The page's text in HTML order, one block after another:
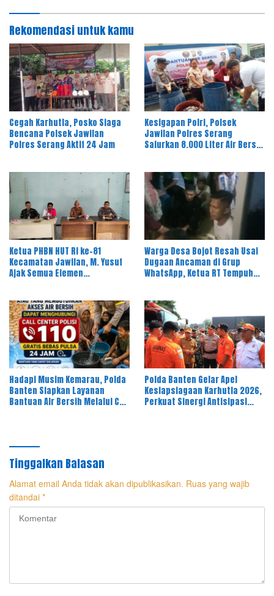
Rekomendasi untuk kamu
Cegah Karhutla, Posko Siaga
Bencana Polsek Jawilan
Polres Serang Aktif 24 Jam
Kesigapan Polri, Polsek
Jawilan Polres Serang
Salurkan 8.000 Liter Air Bersih
Ketua PHBN HUT RI ke-81
Kecamatan Jawilan, M. Yusuf
Ajak Semua Elemen
Warga Desa Bojot Resah Usai
Dugaan Ancaman di Grup
WhatsApp, Ketua RT Tempuh
Hadapi Musim Kemarau, Polda
Banten Siapkan Layanan
Bantuan Air Bersih Melalui Call
Polda Banten Gelar Apel
Kesiapsiagaan Karhutla 2026,
Perkuat Sinergi Antisipasi
Tinggalkan Balasan
Alamat email Anda tidak akan dipublikasikan. Ruas yang wajib
ditandai *